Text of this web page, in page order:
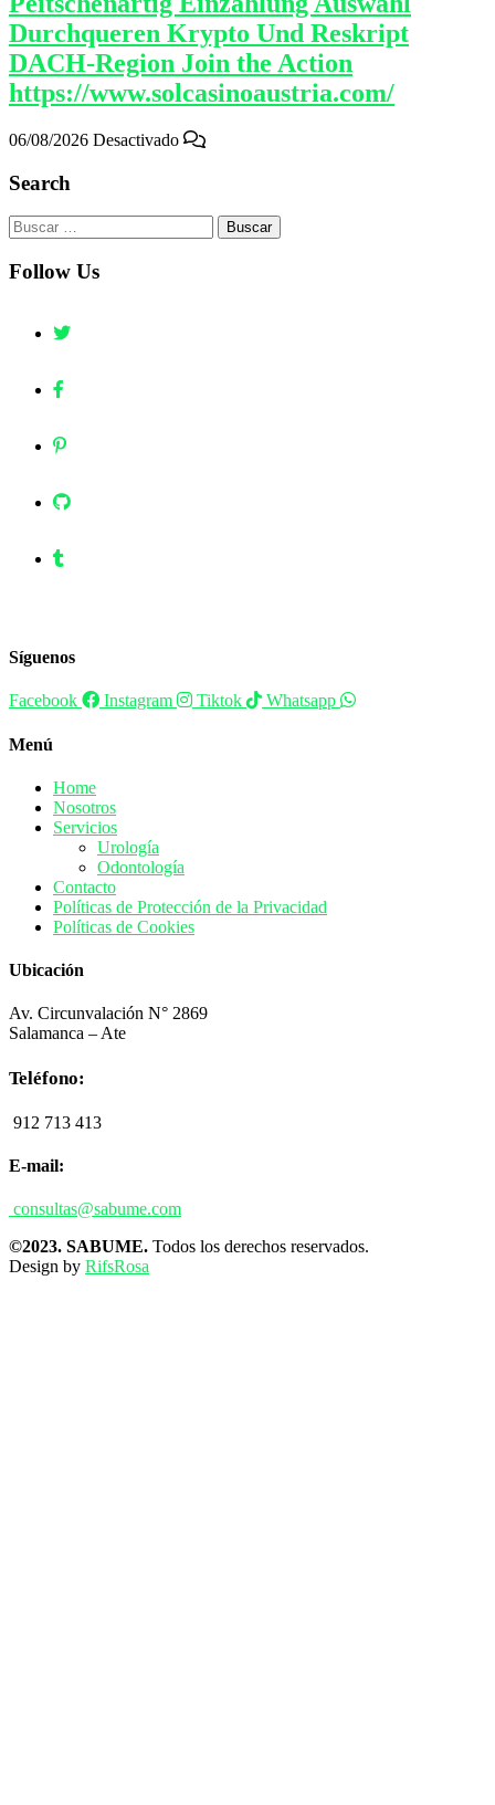
Durchqueren Krypto Und Reskript
DACH-Region Join the Action
https://www.solcasinoaustria.com/
06/08/2026 Desactivado
Search
Buscar:
Follow Us
Síguenos
Facebook Instagram Tiktok Whatsapp
Menú
Home
Nosotros
Servicios
Urología
Odontología
Contacto
Políticas de Protección de la Privacidad
Políticas de Cookies
Ubicación
Av. Circunvalación N° 2869
Salamanca – Ate
Teléfono:
912 713 413
E-mail:
consultas@sabume.com
©2023. SABUME. Todos los derechos reservados.
Design by RifsRosa